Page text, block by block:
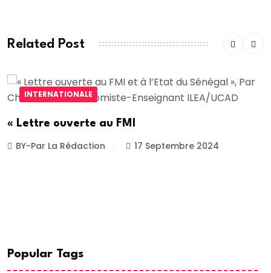
Related Post
INTERNATIONALE
« Lettre ouverte au FMI
BY-Par La Rédaction 17 Septembre 2024
Popular Tags